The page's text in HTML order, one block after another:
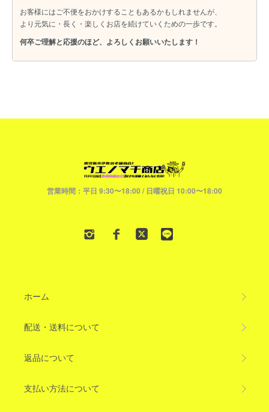
お客様にはご不便をおかけすることもあるかもしれませんが、
より元気に・長く・楽しくお店を続けていくための一歩です。
何卒ご理解と応援のほど、よろしくお願いいたします！
営業時間：平日 9:30〜18:00 / 日曜祝日 10:00〜18:00
ホーム
配送・送料について
返品について
支払い方法について